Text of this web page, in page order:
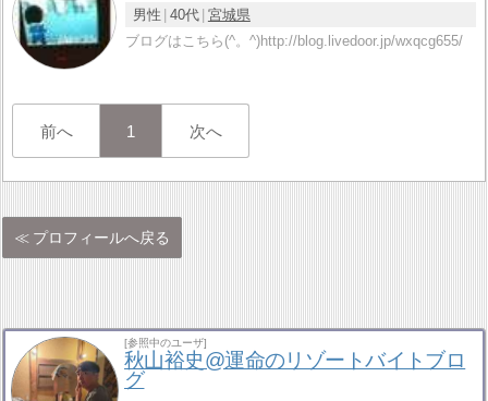
男性 40代 宮城県
ブログはこちら(^。^)http://blog.livedoor.jp/wxqcg655/
前へ 1 次へ
プロフィールへ戻る
[参照中のユーザ]
秋山裕史@運命のリゾートバイトブロ
グ